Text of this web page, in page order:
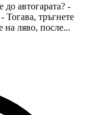
автогарата? -
тръгнете
на ляво, после...